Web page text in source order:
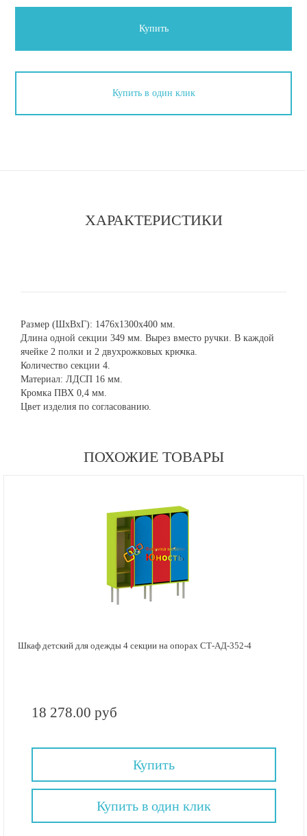
Купить
Купить в один клик
ХАРАКТЕРИСТИКИ
Размер (ШхВхГ): 1476х1300х400 мм.
Длина одной секции 349 мм. Вырез вместо ручки. В каждой
ячейке 2 полки и 2 двухрожковых крючка.
Количество секции 4.
Материал: ЛДСП 16 мм.
Кромка ПВХ 0,4 мм.
Цвет изделия по согласованию.
ПОХОЖИЕ ТОВАРЫ
Шкаф детский для одежды 4 секции на опорах СТ-АД-352-4
18 278.00 руб
Купить
Купить в один клик